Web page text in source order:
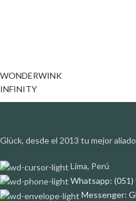
WONDERWINK
INFINITY
Glück, desde el 2013 tu mejor
Lima, Perú
Whatsapp: (051)
Messenger: